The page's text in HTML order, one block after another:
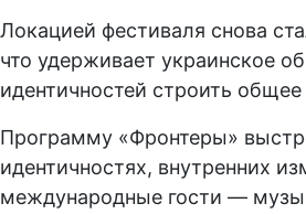
Локацией фестиваля снова
что удерживает украинское
идентичностей строить
Программу «Фронтеры»
идентичностях, внутренних
международные гости —